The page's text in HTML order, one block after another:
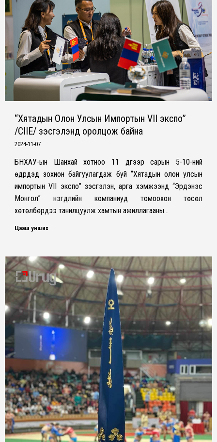
“Хятадын Олон Улсын Импортын VII экспо”
/CIIE/ үзэсгэлэнд оролцож байна
2024-11-07
БНХАУ-ын Шанхай хотноо 11 дүгээр сарын 5-10-ний
өдрүүдэд зохион байгуулагдаж буй “Хятадын олон улсын
импортын VII экспо” үзэсгэлэн, арга хэмжээнд “Эрдэнэс
Монгол” нэгдлийн компаниуд томоохон төсөл
хөтөлбөрүүдээ танилцуулж хамтын ажиллагааны…
Цааш унших